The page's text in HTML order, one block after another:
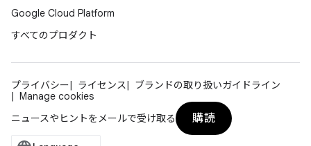
Google Cloud Platform
すべてのプロダクト
プライバシー ライセンス
ブランドの取り扱いガイドライン
Manage cookies
ニュースやヒントをメールで受け取る
購読